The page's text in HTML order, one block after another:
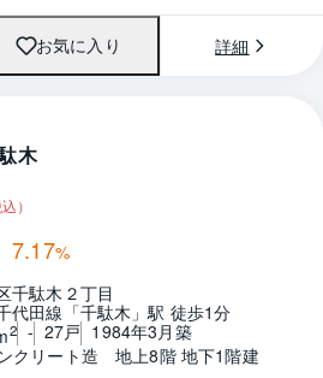
お気に入り 詳細
1 / 0 間取り
木
）
7.17%
千駄木２丁目
代田線「千駄木」駅 徒歩1分
2 - 27戸 1984年3月築
クリート造　地上8階 地下1階建